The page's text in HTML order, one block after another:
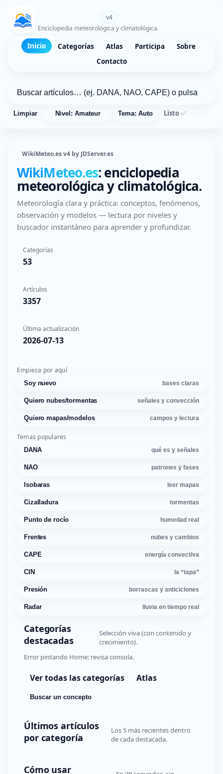
v4
Enciclopedia meteorológica y climatológica.
Inicio Categorías Atlas Participa
Sobre
Contacto
Limpiar Nivel: Amateur Tema: Auto Listo ✅
WikiMeteo.es v4 by JDServer.es
WikiMeteo.es: enciclopedia
meteorológica y climatológica.
Meteorología clara y práctica: conceptos, fenómenos,
observación y modelos — lectura por niveles y
buscador instantáneo para aprender y profundizar.
Categorías
53
Artículos
3357
Última actualización
2026-07-13
Empieza por aquí
Soy nuevo bases claras
Quiero nubes/tormentas señales y convección
Quiero mapas/modelos campos y lectura
Temas populares
DANA qué es y señales
NAO patrones y fases
Isobaras leer mapas
Cizalladura tormentas
Punto de rocío humedad real
Frentes nubes y cambios
CAPE energía convectiva
CIN la “tapa”
Presión borrascas y anticiclones
Radar lluvia en tiempo real
Categorías
destacadas
Selección viva (con contenido y
crecimiento).
Error pintando Home: revisa consola.
Ver todas las categorías Atlas
Buscar un concepto
Últimos artículos
por categoría
Los 5 más recientes dentro
de cada destacada.
Cómo usar